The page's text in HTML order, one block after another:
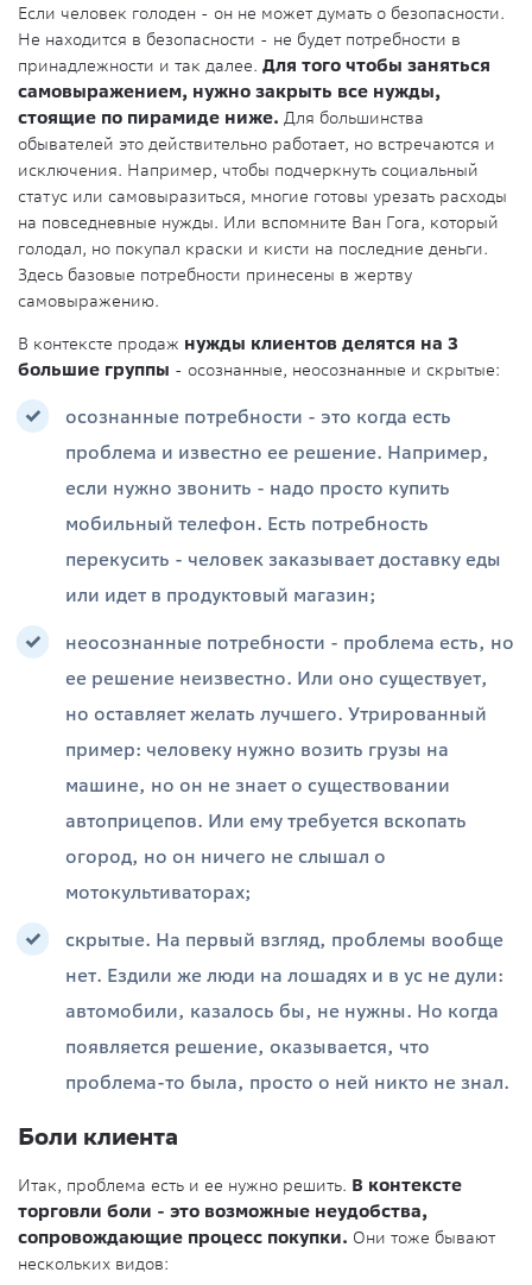
Если человек голоден - он не может думать о безопасности.
Не находится в безопасности - не будет потребности в
принадлежности и так далее. Для того чтобы заняться
самовыражением, нужно закрыть все нужды,
стоящие по пирамиде ниже. Для большинства
обывателей это действительно работает, но встречаются и
исключения. Например, чтобы подчеркнуть социальный
статус или самовыразиться, многие готовы урезать расходы
на повседневные нужды. Или вспомните Ван Гога, который
голодал, но покупал краски и кисти на последние деньги.
Здесь базовые потребности принесены в жертву
самовыражению.
В контексте продаж нужды клиентов делятся на 3
большие группы - осознанные, неосознанные и скрытые:
осознанные потребности - это когда есть
проблема и известно ее решение. Например,
если нужно звонить - надо просто купить
мобильный телефон. Есть потребность
перекусить - человек заказывает доставку еды
или идет в продуктовый магазин;
неосознанные потребности - проблема есть, но
ее решение неизвестно. Или оно существует,
но оставляет желать лучшего. Утрированный
пример: человеку нужно возить грузы на
машине, но он не знает о существовании
автоприцепов. Или ему требуется вскопать
огород, но он ничего не слышал о
мотокультиваторах;
скрытые. На первый взгляд, проблемы вообще
нет. Ездили же люди на лошадях и в ус не дули:
автомобили, казалось бы, не нужны. Но когда
появляется решение, оказывается, что
проблема-то была, просто о ней никто не знал.
Боли клиента
Итак, проблема есть и ее нужно решить. В контексте
торговли боли - это возможные неудобства,
сопровождающие процесс покупки. Они тоже бывают
нескольких видов: